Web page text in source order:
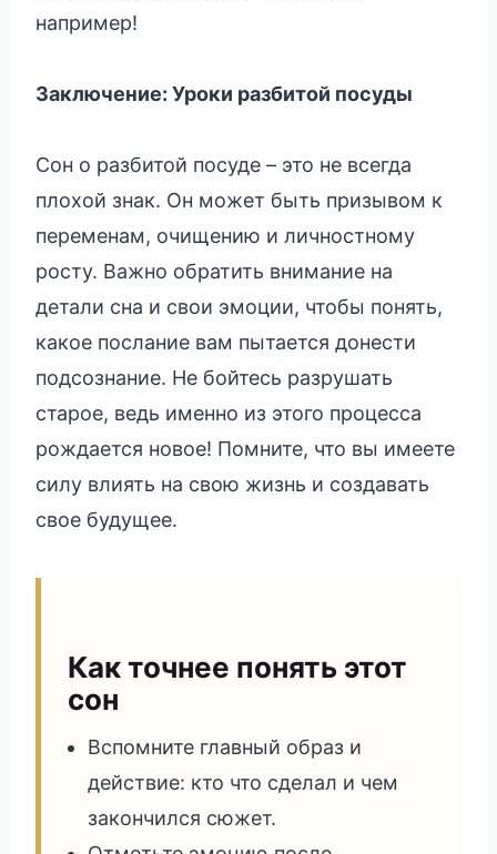
например!
Заключение: Уроки разбитой посуды
Сон о разбитой посуде – это не всегда
плохой знак. Он может быть призывом к
переменам, очищению и личностному
росту. Важно обратить внимание на
детали сна и свои эмоции, чтобы понять,
какое послание вам пытается донести
подсознание. Не бойтесь разрушать
старое, ведь именно из этого процесса
рождается новое! Помните, что вы имеете
силу влиять на свою жизнь и создавать
свое будущее.
Как точнее понять этот
сон
Вспомните главный образ и
действие: кто что сделал и чем
закончился сюжет.